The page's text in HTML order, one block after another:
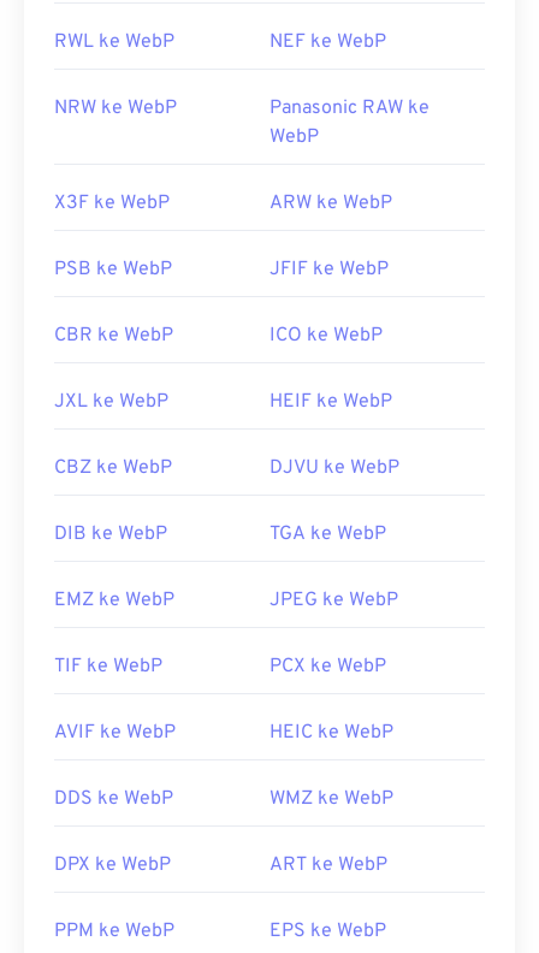
RWL ke WebP NEF ke WebP
NRW ke WebP
Panasonic RAW ke
WebP
X3F ke WebP ARW ke WebP
PSB ke WebP JFIF ke WebP
CBR ke WebP ICO ke WebP
JXL ke WebP HEIF ke WebP
CBZ ke WebP DJVU ke WebP
DIB ke WebP TGA ke WebP
EMZ ke WebP JPEG ke WebP
TIF ke WebP PCX ke WebP
AVIF ke WebP HEIC ke WebP
DDS ke WebP WMZ ke WebP
DPX ke WebP ART ke WebP
PPM ke WebP EPS ke WebP